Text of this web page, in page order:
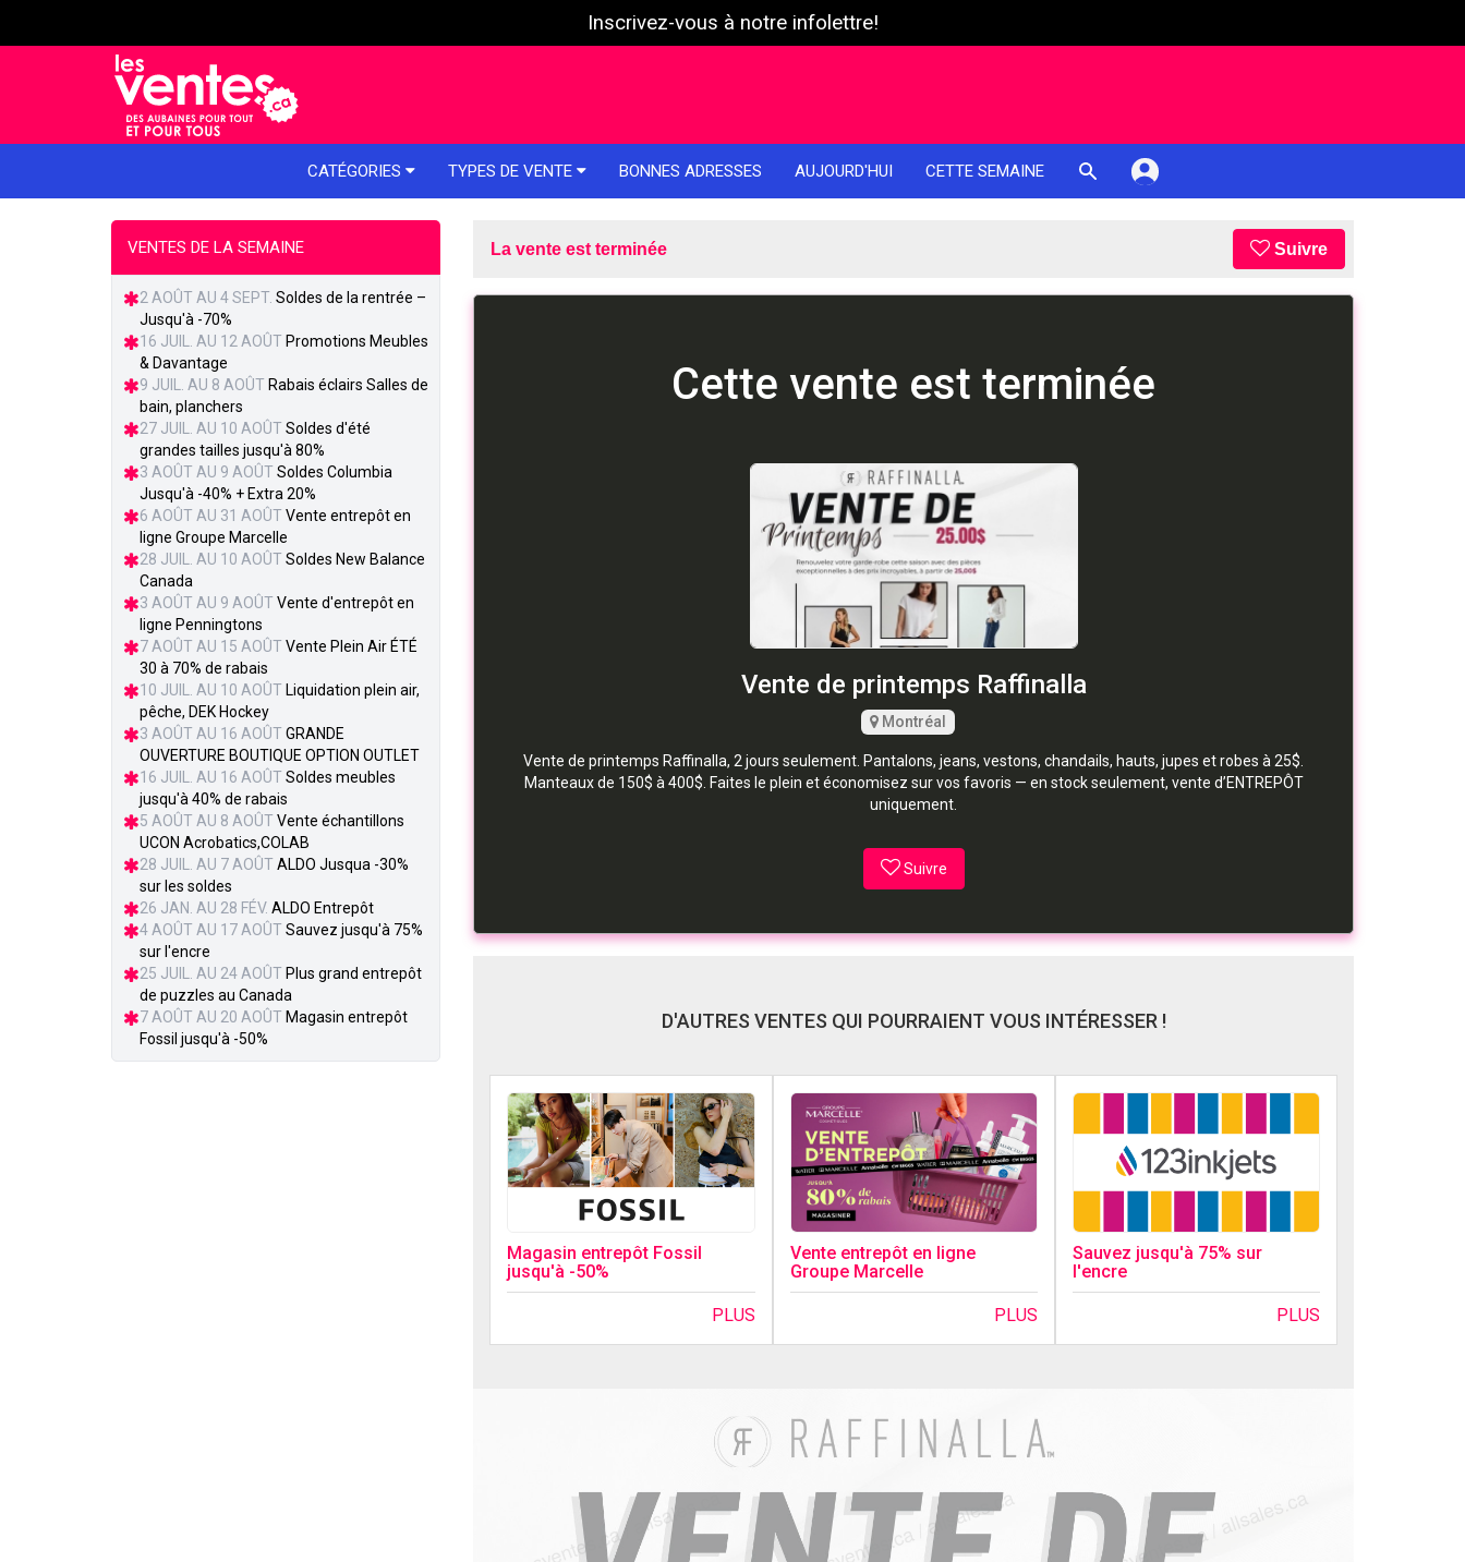
Inscrivez-vous à notre infolettre!
CATÉGORIES TYPES DE VENTE BONNES ADRESSES AUJOURD'HUI CETTE SEMAINE
La vente est terminée Suivre
Cette vente est terminée
Vente de printemps Raffinalla
Montréal
Vente de printemps Raffinalla, 2 jours seulement. Pantalons, jeans, vestons, chandails, hauts, jupes et robes à 25$.
Manteaux de 150$ à 400$. Faites le plein et économisez sur vos favoris — en stock seulement, vente d’ENTREPÔT
uniquement.
Suivre
D'AUTRES VENTES QUI POURRAIENT VOUS INTÉRESSER !
Magasin entrepôt Fossil
jusqu'à -50%
PLUS
Vente entrepôt en ligne
Groupe Marcelle
PLUS
Sauvez jusqu'à 75% sur
l'encre
PLUS
VENTES DE LA SEMAINE
2 AOÛT AU 4 SEPT. Soldes de la rentrée –
Jusqu'à -70%
16 JUIL. AU 12 AOÛT Promotions Meubles
& Davantage
9 JUIL. AU 8 AOÛT Rabais éclairs Salles de
bain, planchers
27 JUIL. AU 10 AOÛT Soldes d'été
grandes tailles jusqu'à 80%
3 AOÛT AU 9 AOÛT Soldes Columbia
Jusqu'à -40% + Extra 20%
6 AOÛT AU 31 AOÛT Vente entrepôt en
ligne Groupe Marcelle
28 JUIL. AU 10 AOÛT Soldes New Balance
Canada
3 AOÛT AU 9 AOÛT Vente d'entrepôt en
ligne Penningtons
7 AOÛT AU 15 AOÛT Vente Plein Air ÉTÉ
30 à 70% de rabais
10 JUIL. AU 10 AOÛT Liquidation plein air,
pêche, DEK Hockey
3 AOÛT AU 16 AOÛT GRANDE
OUVERTURE BOUTIQUE OPTION OUTLET
16 JUIL. AU 16 AOÛT Soldes meubles
jusqu'à 40% de rabais
5 AOÛT AU 8 AOÛT Vente échantillons
UCON Acrobatics,COLAB
28 JUIL. AU 7 AOÛT ALDO Jusqua -30%
sur les soldes
26 JAN. AU 28 FÉV. ALDO Entrepôt
4 AOÛT AU 17 AOÛT Sauvez jusqu'à 75%
sur l'encre
25 JUIL. AU 24 AOÛT Plus grand entrepôt
de puzzles au Canada
7 AOÛT AU 20 AOÛT Magasin entrepôt
Fossil jusqu'à -50%